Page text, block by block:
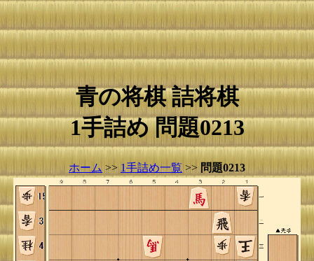
青の将棋 詰将棋
1手詰め 問題0213
ホーム >> 1手詰め一覧 >> 問題0213